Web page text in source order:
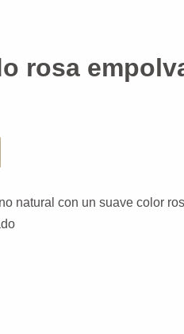
rosa
natural con un suave color